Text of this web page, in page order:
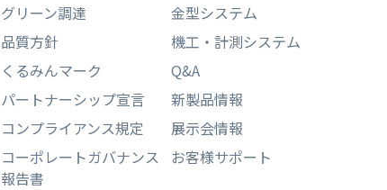
グリーン調達
品質方針
くるみんマーク
パートナーシップ宣言
コンプライアンス規定
コーポレートガバナンス
報告書
金型システム
機工・計測システム
Q&A
新製品情報
展示会情報
お客様サポート